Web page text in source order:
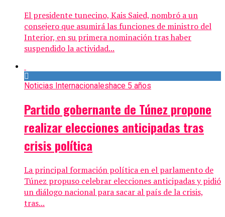
El presidente tunecino, Kais Saied, nombró a un
consejero que asumirá las funciones de ministro del
Interior, en su primera nominación tras haber
suspendido la actividad...
Noticias Internacionaleshace 5 años
Partido gobernante de Túnez propone
realizar elecciones anticipadas tras
crisis política
La principal formación política en el parlamento de
Túnez propuso celebrar elecciones anticipadas y pidió
un diálogo nacional para sacar al país de la crisis,
tras...